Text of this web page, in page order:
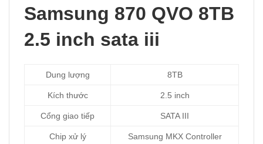
Samsung 870 QVO 8TB
2.5 inch sata iii
Dung lượng 8TB
Kích thước 2.5 inch
Cổng giao tiếp SATA III
Chip xử lý Samsung MKX Controller